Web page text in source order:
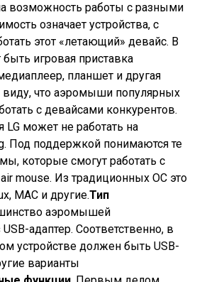
возможность работы с разными
означает устройства, с
этот «летающий» девайс. В
быть игровая приставка
планшет и другая
виду, что аэромыши популярных
с девайсами конкурентов.
LG может не работать на
Под поддержкой понимаются те
которые смогут работать с
mouse. Из традиционных ОС это
MAC и другие.Тип
аэромышей
адаптер. Соответственно, в
устройстве должен быть USB-
варианты